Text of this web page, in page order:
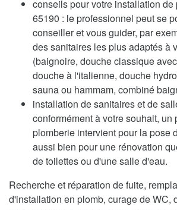
conseils pour votre installation
65190 : le professionnel peut se
conseiller et vous guider, par
des sanitaires les plus adaptés à
(baignoire, douche classique
douche à l'italienne, douche
sauna ou hammam, combiné
installation de sanitaires et de
conformément à votre souhait,
plomberie intervient pour la pose
aussi bien pour une rénovation
de toilettes ou d'une salle d'eau.
Recherche et réparation de fuite,
d'installation en plomb, curage de WC,